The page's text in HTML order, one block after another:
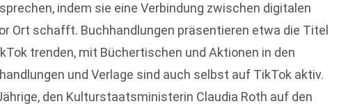
indem sie eine Verbindung zwischen digitalen
Ort schafft. Buchhandlungen präsentieren etwa die Titel
trenden, mit Büchertischen und Aktionen in den
und Verlage sind auch selbst auf TikTok aktiv.
den Kulturstaatsministerin Claudia Roth auf den